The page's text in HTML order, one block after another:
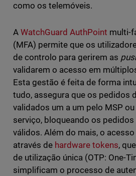
como os telemóveis.
A WatchGuard AuthPoint multi-
(MFA) permite que os
de controlo para gerirem as
validarem o acesso em
Esta gestão é feita de forma
tudo, assegura que os pedidos
validados um a um pelo MSP
serviço, bloqueando os pedidos
válidos. Além do mais, o
através de hardware tokens,
de utilização única (OTP: One-
simplificam o processo de